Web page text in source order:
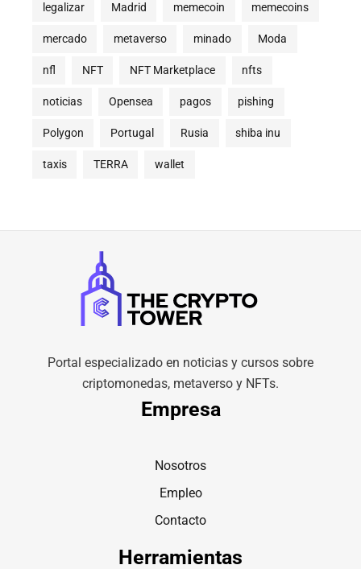
legalizar Madrid memecoin memecoins
mercado metaverso minado Moda
nfl NFT NFT Marketplace nfts
noticias Opensea pagos pishing
Polygon Portugal Rusia shiba inu
taxis TERRA wallet
Portal especializado en noticias y cursos sobre
criptomonedas, metaverso y NFTs.
Empresa
Nosotros
Empleo
Contacto
Herramientas